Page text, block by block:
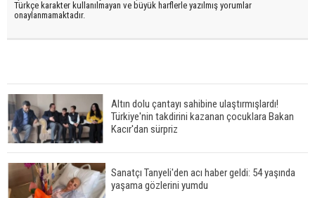
Türkçe karakter kullanılmayan ve büyük harflerle yazılmış yorumlar
onaylanmamaktadır.
Altın dolu çantayı sahibine ulaştırmışlardı!
Türkiye'nin takdirini kazanan çocuklara Bakan
Kacır'dan sürpriz
Sanatçı Tanyeli'den acı haber geldi: 54 yaşında
yaşama gözlerini yumdu